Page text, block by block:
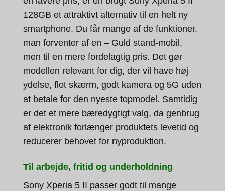
128GB et attraktivt alternativ til en helt ny
smartphone. Du får mange af de funktioner,
man forventer af en – Guld stand-mobil,
men til en mere fordelagtig pris. Det gør
modellen relevant for dig, der vil have høj
ydelse, flot skærm, godt kamera og 5G uden
at betale for den nyeste topmodel. Samtidig
er det et mere bæredygtigt valg, da genbrug
af elektronik forlænger produktets levetid og
reducerer behovet for nyproduktion.
Til arbejde, fritid og underholdning
Sony Xperia 5 II passer godt til mange